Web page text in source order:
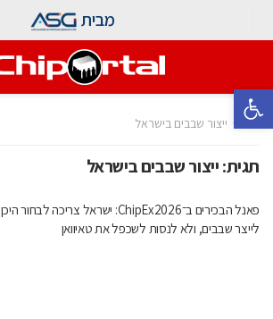
פתח סרגל נגישות
מבית
בית ייצור שבבים בישראל
תגית:ייצור שבבים בישראל
פאנל הבכירים ב־ChipEx2026: ישראל צריכה לבחור היכן
לייצר שבבים, ולא לנסות לשכפל את טאיוואן